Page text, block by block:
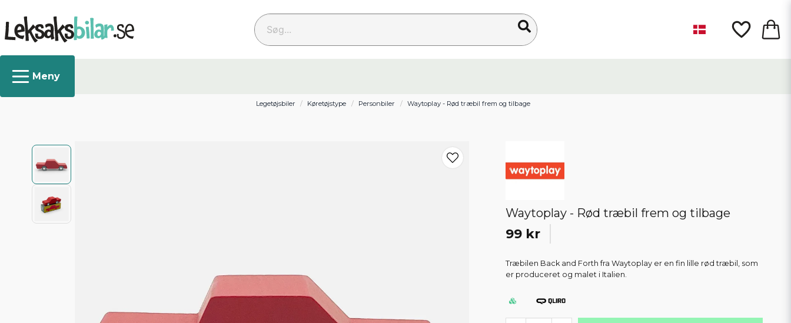
Søg...
Legetøjsbiler Køretøjstype Personbiler Waytoplay - Rød træbil frem og tilbage
Waytoplay - Rød træbil frem og tilbage
99 kr
Træbilen Back and Forth fra Waytoplay er en fin lille rød træbil, som
er produceret og malet i Italien.